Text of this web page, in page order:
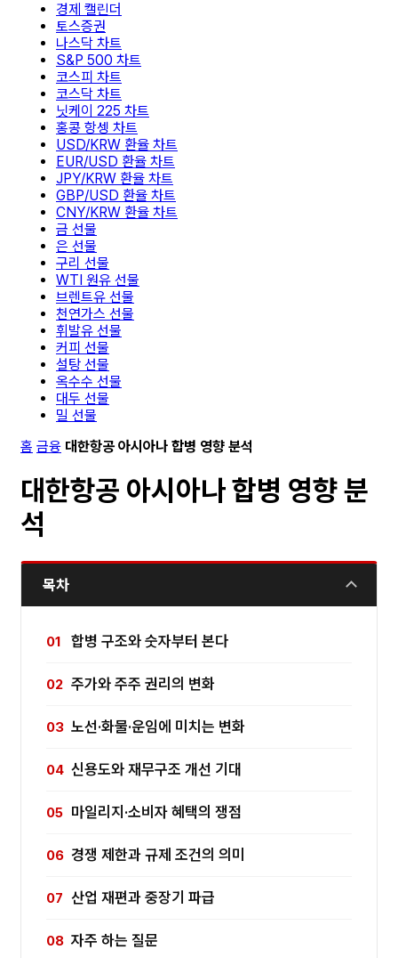
경제 캘린더
토스증권
나스닥 차트
S&P 500 차트
코스피 차트
코스닥 차트
닛케이 225 차트
홍콩 항셍 차트
USD/KRW 환율 차트
EUR/USD 환율 차트
JPY/KRW 환율 차트
GBP/USD 환율 차트
CNY/KRW 환율 차트
금 선물
은 선물
구리 선물
WTI 원유 선물
브렌트유 선물
천연가스 선물
휘발유 선물
커피 선물
설탕 선물
옥수수 선물
대두 선물
밀 선물
홈 금융 대한항공 아시아나 합병 영향 분석
대한항공 아시아나 합병 영향 분
석
목차
합병 구조와 숫자부터 본다
주가와 주주 권리의 변화
노선·화물·운임에 미치는 변화
신용도와 재무구조 개선 기대
마일리지·소비자 혜택의 쟁점
경쟁 제한과 규제 조건의 의미
산업 재편과 중장기 파급
자주 하는 질문